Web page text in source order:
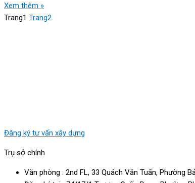
Xem thêm »
Trang1 Trang2
Đăng ký tư vấn xây dựng
Trụ sở chính
Văn phòng : 2nd FL, 33 Quách Văn Tuấn, Phường